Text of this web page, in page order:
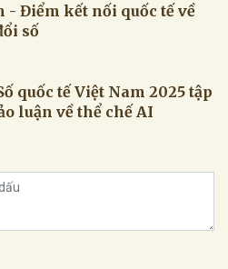
- Điểm kết nối quốc tế về
số
quốc tế Việt Nam 2025 tập
luận về thể chế AI